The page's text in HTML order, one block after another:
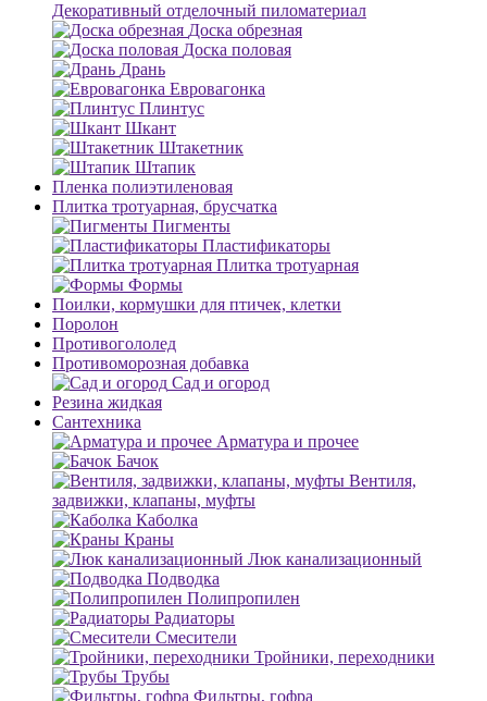
Декоративный отделочный пиломатериал
Доска обрезная
Доска половая
Дрань
Евровагонка
Плинтус
Шкант
Штакетник
Штапик
Пленка полиэтиленовая
Плитка тротуарная, брусчатка
Пигменты
Пластификаторы
Плитка тротуарная
Формы
Поилки, кормушки для птичек, клетки
Поролон
Противогололед
Противоморозная добавка
Сад и огород
Резина жидкая
Сантехника
Арматура и прочее
Бачок
Вентиля,
задвижки, клапаны, муфты
Каболка
Краны
Люк канализационный
Подводка
Полипропилен
Радиаторы
Смесители
Тройники, переходники
Трубы
Фильтры, гофра